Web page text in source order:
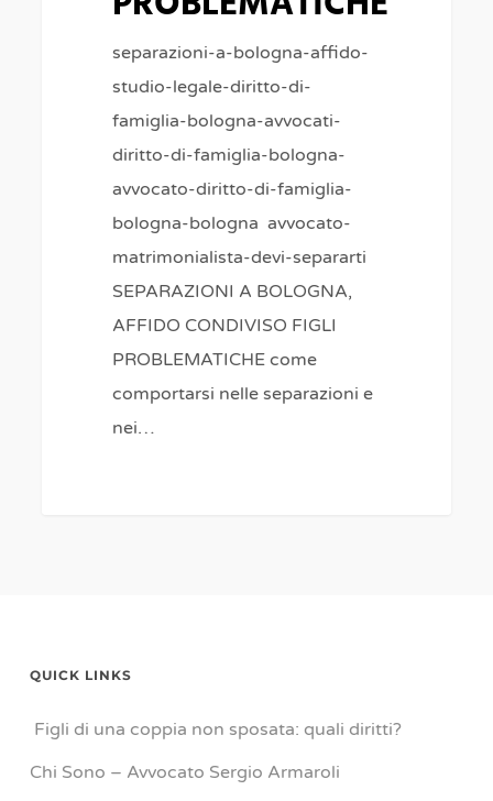
separazioni-a-bologna-affido-
studio-legale-diritto-di-
famiglia-bologna-avvocati-
diritto-di-famiglia-bologna-
avvocato-diritto-di-famiglia-
bologna-bologna avvocato-
matrimonialista-devi-separarti
SEPARAZIONI A BOLOGNA,
AFFIDO CONDIVISO FIGLI
PROBLEMATICHE come
comportarsi nelle separazioni e
nei…
QUICK LINKS
Figli di una coppia non sposata: quali diritti?
Chi Sono – Avvocato Sergio Armaroli